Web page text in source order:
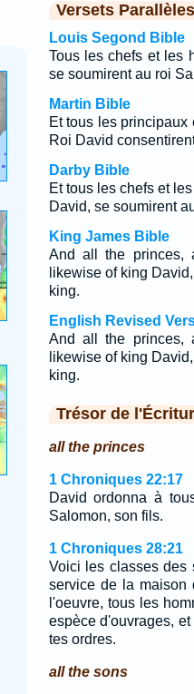
Versets Parallèles
Louis Segond Bible
Tous les chefs et les
se soumirent au roi
Martin Bible
Et tous les
Roi David
Darby Bible
Et tous les chefs et
David, se soumirent
King James Bible
And all the princes,
likewise of king
king.
English Revised
And all the princes,
likewise of king
king.
Trésor de
all the princes
1 Chroniques 22:17
David ordonna à
Salomon, son fils.
1 Chroniques 28:21
Voici les classes des
service de la maison
l'oeuvre, tous les
espèce d'ouvrages,
tes ordres.
all the sons